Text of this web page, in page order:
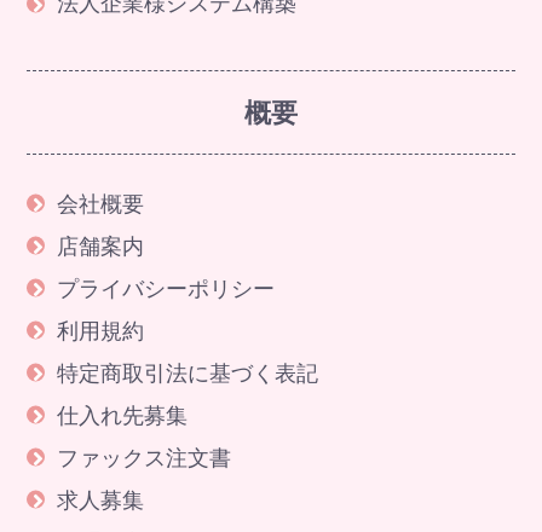
概要
会社概要
店舗案内
プライバシーポリシー
利用規約
特定商取引法に基づく表記
仕入れ先募集
ファックス注文書
求人募集